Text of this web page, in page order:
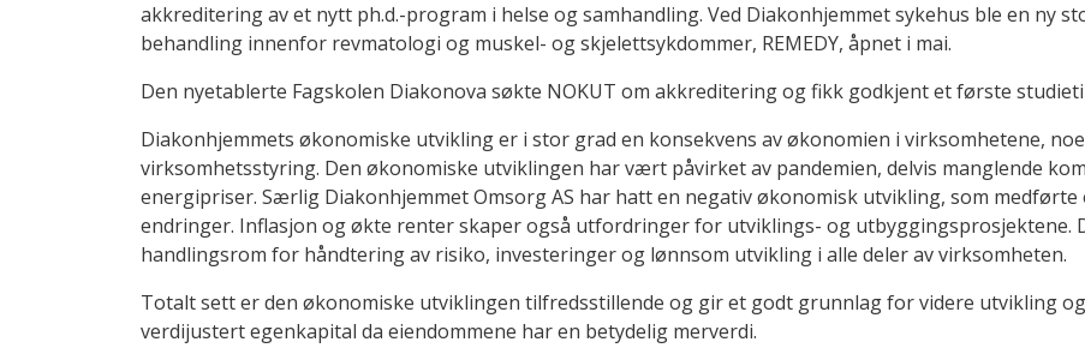
akkreditering av et nytt ph.d.-program i helse og samhandling. Ved Diakonhjemmet sykehus ble en ny
behandling innenfor revmatologi og muskel- og skjelettsykdommer, REMEDY, åpnet i mai.
Den nyetablerte Fagskolen Diakonova søkte NOKUT om akkreditering og fikk godkjent et første
Diakonhjemmets økonomiske utvikling er i stor grad en konsekvens av økonomien i virksomhetene,
virksomhetsstyring. Den økonomiske utviklingen har vært påvirket av pandemien, delvis manglende
energipriser. Særlig Diakonhjemmet Omsorg AS har hatt en negativ økonomisk utvikling, som
endringer. Inflasjon og økte renter skaper også utfordringer for utviklings- og utbyggingsprosjektene.
handlingsrom for håndtering av risiko, investeringer og lønnsom utvikling i alle deler av virksomheten.
Totalt sett er den økonomiske utviklingen tilfredsstillende og gir et godt grunnlag for videre utvikling
verdijustert egenkapital da eiendommene har en betydelig merverdi.